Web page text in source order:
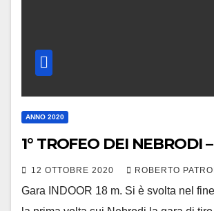
ANNO 2020
1° TROFEO DEI NEBRODI
12 OTTOBRE 2020 ROBERTO
Gara INDOOR 18 m. Si è svolta nel